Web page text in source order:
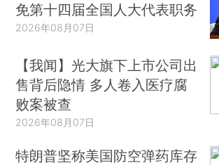
免第十四届全国人大代表职务
2026年08月07日
【我闻】光大旗下上市公司出
售背后隐情 多人卷入医疗腐
败案被查
2026年08月07日
特朗普坚称美国防空弹药库存